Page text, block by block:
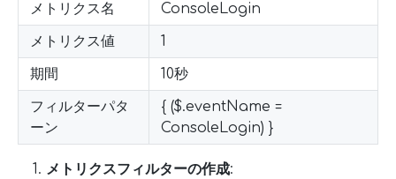
メトリクス名 ConsoleLogin
メトリクス値 1
期間 10秒
フィルターパタ
ーン
{ ($.eventName =
ConsoleLogin) }
メトリクスフィルターの作成: